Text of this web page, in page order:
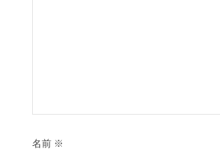
名前 ※